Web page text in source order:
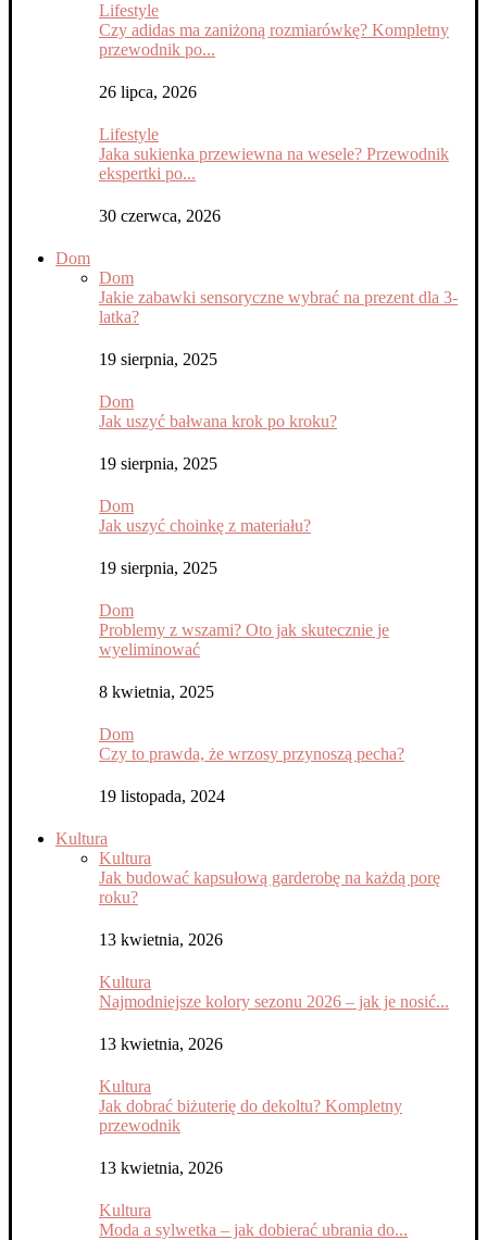
Lifestyle
Czy adidas ma zaniżoną rozmiarówkę? Kompletny
przewodnik po...
26 lipca, 2026
Lifestyle
Jaka sukienka przewiewna na wesele? Przewodnik
ekspertki po...
30 czerwca, 2026
Dom
Dom
Jakie zabawki sensoryczne wybrać na prezent dla 3-
latka?
19 sierpnia, 2025
Dom
Jak uszyć bałwana krok po kroku?
19 sierpnia, 2025
Dom
Jak uszyć choinkę z materiału?
19 sierpnia, 2025
Dom
Problemy z wszami? Oto jak skutecznie je
wyeliminować
8 kwietnia, 2025
Dom
Czy to prawda, że wrzosy przynoszą pecha?
19 listopada, 2024
Kultura
Kultura
Jak budować kapsułową garderobę na każdą porę
roku?
13 kwietnia, 2026
Kultura
Najmodniejsze kolory sezonu 2026 – jak je nosić...
13 kwietnia, 2026
Kultura
Jak dobrać biżuterię do dekoltu? Kompletny
przewodnik
13 kwietnia, 2026
Kultura
Moda a sylwetka – jak dobierać ubrania do...